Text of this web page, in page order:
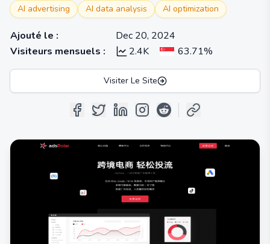
identifier facilement les produits les plus vendus. Avec huit
fonctionnalités, nous réduisons de 90 % les étapes de
diffusion des annonces. L'assistant AI veille 24h/24 et 7j/7,
libérant ainsi considérablement l'énergie de l'équipe,
AI advertising AI data analysis AI optimization
Ajouté le :
Dec 20, 2024
Visiteurs mensuels : 2.4K 63.71%
Visiter Le Site